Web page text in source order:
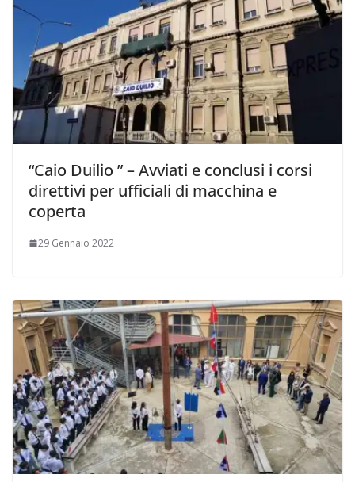
“Caio Duilio ” – Avviati e conclusi i corsi
direttivi per ufficiali di macchina e
coperta
29 Gennaio 2022